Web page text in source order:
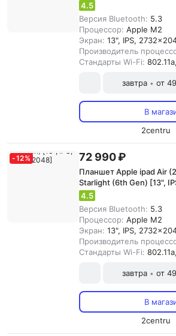
4.5
Версия Bluetooth: 5.3
Процессор: Apple M2
Экран: 13", IPS,
Производитель
Стандарты Wi-Fi:
завтра • от
В
2centru
-12% 72 990 ₽
Планшет Apple ipad Air
Starlight (6th Gen) [13",
4.5
Версия Bluetooth: 5.3
Процессор: Apple M2
Экран: 13", IPS,
Производитель
Стандарты Wi-Fi:
завтра • от
В
2centru